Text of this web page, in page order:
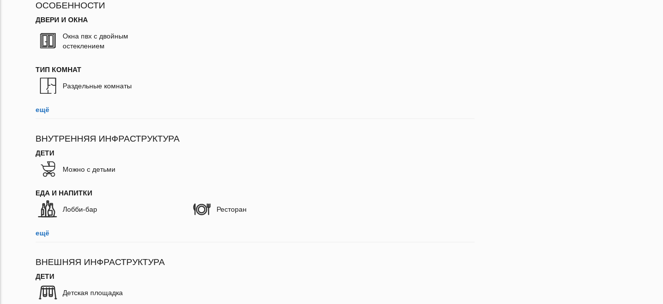
ОСОБЕННОСТИ
ДВЕРИ И ОКНА
Окна пвх с двойным
остеклением
ТИП КОМНАТ
Раздельные комнаты
ещё
ВНУТРЕННЯЯ ИНФРАСТРУКТУРА
ДЕТИ
Можно с детьми
ЕДА И НАПИТКИ
Лобби-бар Ресторан
ещё
ВНЕШНЯЯ ИНФРАСТРУКТУРА
ДЕТИ
Детская площадка